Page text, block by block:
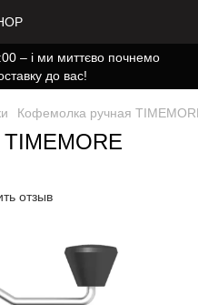
– і ми миттєво почнемо
до вас!
Кофемолка ручная
отзыв